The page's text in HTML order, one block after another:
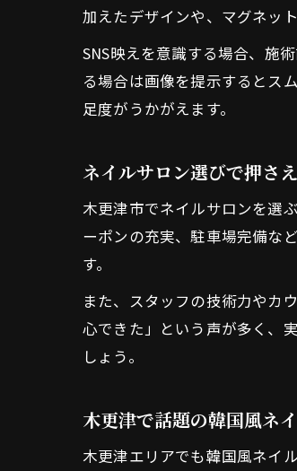
加えたデザインや、マグネッ
SNS映えを意識する場合、施
る場合は画像を提示するとス
足度がうかがえます。
ネイルサロン選びで押さ
木更津市でネイルサロンを選
ーポンの充実、駐車場完備な
す。
また、スタッフの技術力やカ
心できた」という声が多く、
しょう。
木更津で話題の韓国風ネ
木更津エリアでも韓国風ネイ